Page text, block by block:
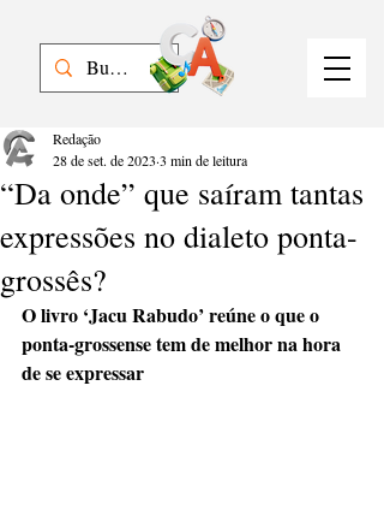
“Da onde” que saíram tantas
expressões no dialeto ponta-
grossês?
Redação
28 de set. de 2023 3 min de leitura
O livro ‘Jacu Rabudo’ reúne o que o
ponta-grossense tem de melhor na hora
de se expressar